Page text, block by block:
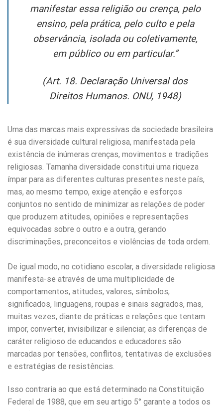
manifestar essa religião ou crença, pelo
ensino, pela prática, pelo culto e pela
observância, isolada ou coletivamente,
em público ou em particular.”
(Art. 18. Declaração Universal dos
Direitos Humanos. ONU, 1948)
Uma das marcas mais expressivas da sociedade brasileira
é sua diversidade cultural religiosa, manifestada pela
existência de inúmeras crenças, movimentos e tradições
religiosas. Tamanha diversidade constitui uma riqueza
ímpar para as diferentes culturas presentes neste país,
mas, ao mesmo tempo, exige atenção e esforços
conjuntos no sentido de minimizar as relações de poder
que produzem atitudes, opiniões e representações
equivocadas sobre o outro e a outra, gerando
discriminações, preconceitos e violências de toda ordem.
De igual modo, no cotidiano escolar, a diversidade religiosa
manifesta-se através de uma multiplicidade de
comportamentos, atitudes, valores, símbolos,
significados, linguagens, roupas e sinais sagrados, mas,
muitas vezes, diante de práticas e relações que tentam
impor, converter, invisibilizar e silenciar, as diferenças de
caráter religioso de educandos e educadores são
marcadas por tensões, conflitos, tentativas de exclusões
e estratégias de resistências.
Isso contraria ao que está determinado na Constituição
Federal de 1988, que em seu artigo 5° garante a todos os